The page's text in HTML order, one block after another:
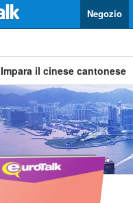
Negozio
Impara il cinese cantonese